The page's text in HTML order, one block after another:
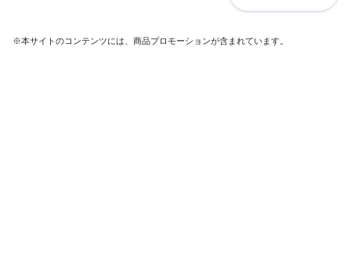
※本サイトのコンテンツには、商品プロモーションが含まれています。